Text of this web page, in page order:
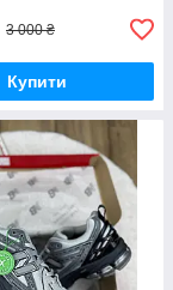
3 000 ₴
Купити